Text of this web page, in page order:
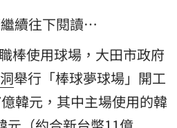
續往下閱讀…
棒使用球場，大田市政府
舉行「棒球夢球場」開工
韓元，其中主場使用的韓